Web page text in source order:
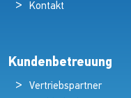
Kontakt
Kundenbetreuung
Vertriebspartner